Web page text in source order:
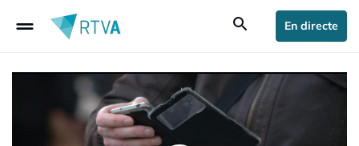
drag_handle search En directe